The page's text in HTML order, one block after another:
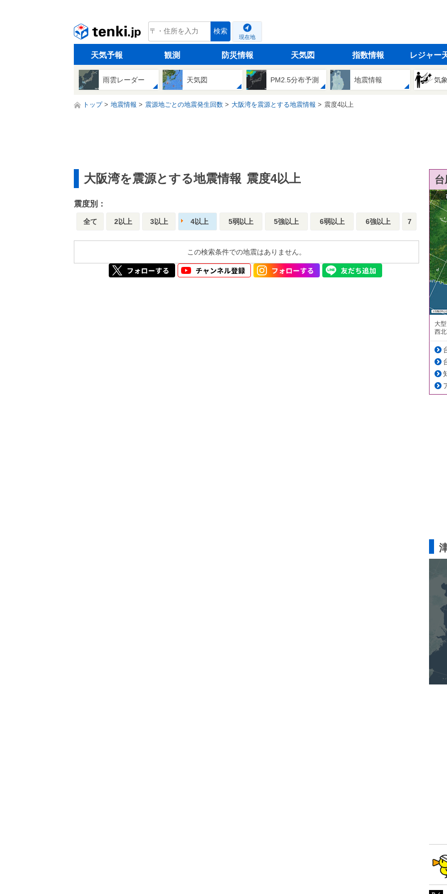
tenki.jp 検索
現在地
天気予報 観測 防災情報 天気図 指数情報 レジャー
雨雲レーダー 天気図 PM2.5分布予測 地震情報 気
トップ 地震情報 震源地ごとの地震発生回数 大阪湾を震源とする地震情報 震度4以上
大阪湾を震源とする地震情報 震度4以上
震度別：
全て 2以上 3以上 4以上 5弱以上 5強以上 6弱以上 6強以上 7
この検索条件での地震はありません。
大
西